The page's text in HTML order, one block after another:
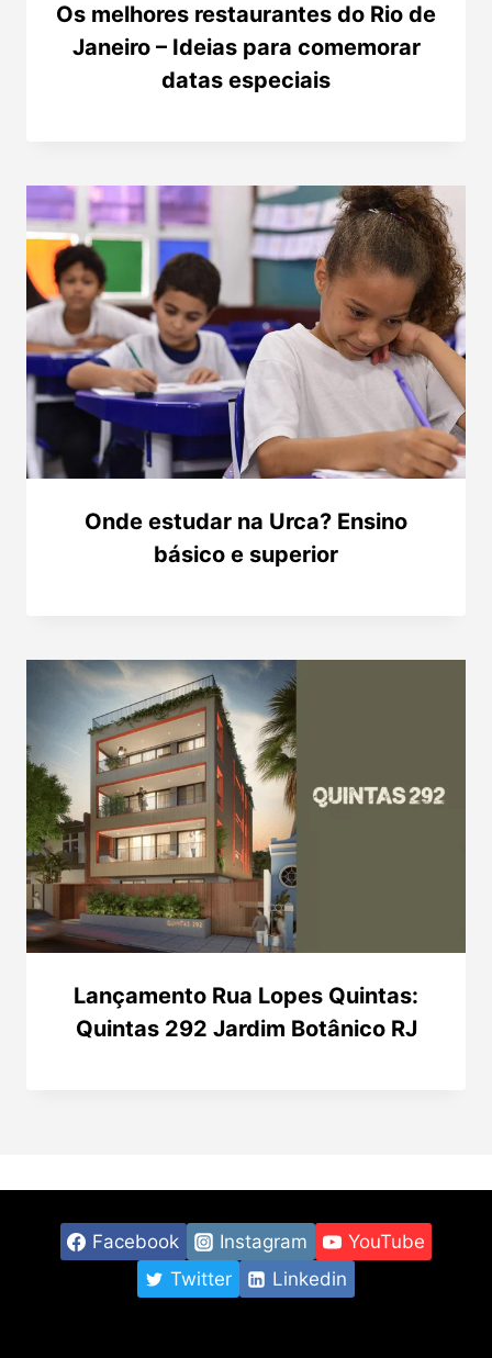
Os melhores restaurantes do Rio de
Janeiro – Ideias para comemorar
datas especiais
Onde estudar na Urca? Ensino
básico e superior
Lançamento Rua Lopes Quintas:
Quintas 292 Jardim Botânico RJ
Facebook Instagram
YouTube
Twitter
Linkedin